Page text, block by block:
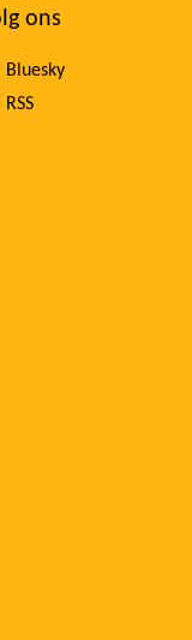
ons
Bluesky
RSS